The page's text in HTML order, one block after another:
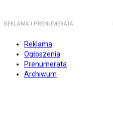
REKLAMA I PRENUMERATA
Reklama
Ogłoszenia
Prenumerata
Archiwum